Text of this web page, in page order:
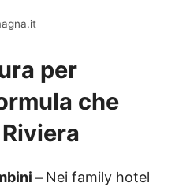
per
che
– Nei family hotel